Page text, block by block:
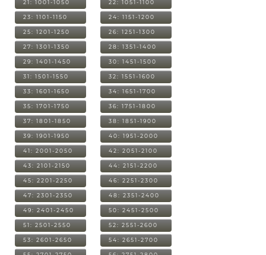
21: 1001-1050 22: 1051-1100
23: 1101-1150 24: 1151-1200
25: 1201-1250 26: 1251-1300
27: 1301-1350 28: 1351-1400
29: 1401-1450 30: 1451-1500
31: 1501-1550 32: 1551-1600
33: 1601-1650 34: 1651-1700
35: 1701-1750 36: 1751-1800
37: 1801-1850 38: 1851-1900
39: 1901-1950 40: 1951-2000
41: 2001-2050 42: 2051-2100
43: 2101-2150 44: 2151-2200
45: 2201-2250 46: 2251-2300
47: 2301-2350 48: 2351-2400
49: 2401-2450 50: 2451-2500
51: 2501-2550 52: 2551-2600
53: 2601-2650 54: 2651-2700